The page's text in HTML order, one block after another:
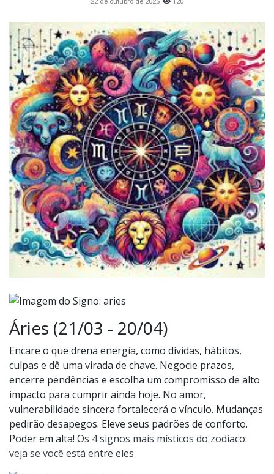
22 de outubro de 2025 120
Áries (21/03 - 20/04)
Encare o que drena energia, como dívidas, hábitos,
culpas e dê uma virada de chave. Negocie prazos,
encerre pendências e escolha um compromisso de alto
impacto para cumprir ainda hoje. No amor,
vulnerabilidade sincera fortalecerá o vínculo. Mudanças
pedirão desapegos. Eleve seus padrões de conforto.
Poder em alta! Os 4 signos mais místicos do zodíaco:
veja se você está entre eles